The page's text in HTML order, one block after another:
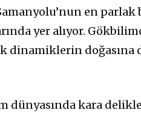
en parlak
yer alıyor.
dinamiklerin doğasına
dünyasında kara